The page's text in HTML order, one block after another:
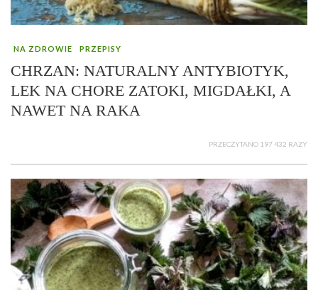
NA ZDROWIE PRZEPISY
CHRZAN: NATURALNY ANTYBIOTYK,
LEK NA CHORE ZATOKI, MIGDAŁKI, A
NAWET NA RAKA
PRZECZYTANO 197 432 RAZY